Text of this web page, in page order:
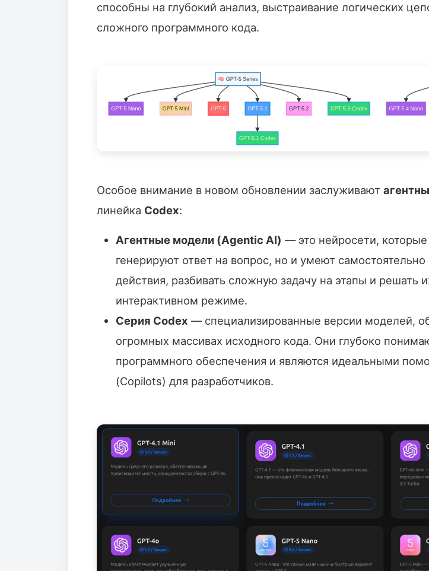
способны на глубокий анализ, выстраивание логических
сложного программного кода.
Особое внимание в новом обновлении заслуживают
линейка Codex:
Агентные модели (Agentic AI) — это нейросети, которые
генерируют ответ на вопрос, но и умеют самостоятельно
действия, разбивать сложную задачу на этапы и решать
интерактивном режиме.
Серия Codex — специализированные версии моделей,
огромных массивах исходного кода. Они глубоко
программного обеспечения и являются идеальными
(Copilots) для разработчиков.